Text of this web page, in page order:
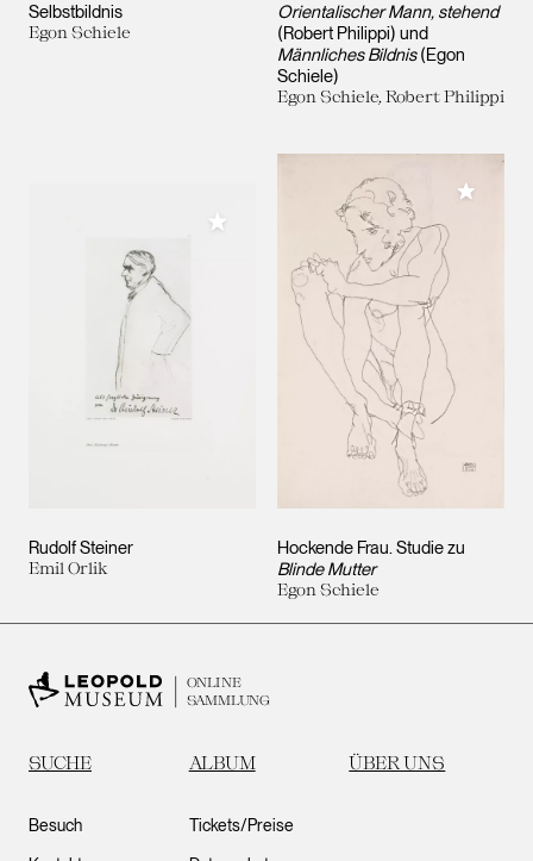
Selbstbildnis
Egon Schiele
Orientalischer Mann, stehend
(Robert Philippi) und
Männliches Bildnis(Egon
Schiele)
Egon Schiele, Robert Philippi
Rudolf Steiner
Emil Orlik
Meiner Sammlung hinzufügen
Hockende Frau. Studie zu
Blinde Mutter
Egon Schiele
Meiner
ONLINE
SAMMLUNG
SUCHE ALBUM ÜBER UNS
Besuch Tickets/Preise